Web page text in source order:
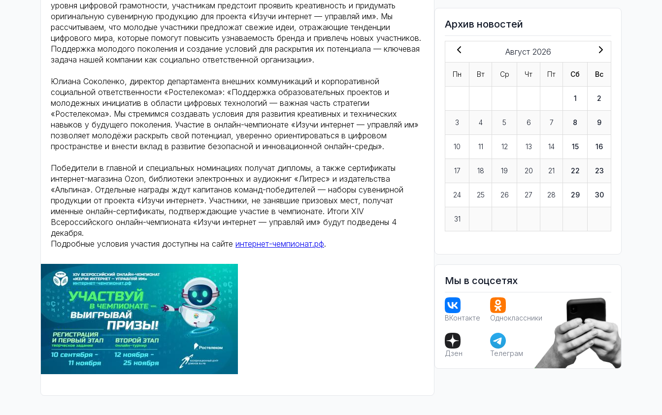
уровня цифровой грамотности, участникам предстоит проявить креативность и придумать
оригинальную сувенирную продукцию для проекта «Изучи интернет — управляй им». Мы
рассчитываем, что молодые участники предложат свежие идеи, отражающие тенденции
цифрового мира, которые помогут повысить узнаваемость бренда и привлечь новых участников.
Поддержка молодого поколения и создание условий для раскрытия их потенциала — ключевая
задача нашей компании как социально ответственной организации».
Юлиана Соколенко, директор департамента внешних коммуникаций и корпоративной
социальной ответственности «Ростелекома»: «Поддержка образовательных проектов и
молодежных инициатив в области цифровых технологий — важная часть стратегии
«Ростелекома». Мы стремимся создавать условия для развития креативных и технических
навыков у будущего поколения. Участие в онлайн-чемпионате «Изучи интернет — управляй им»
позволяет молодёжи раскрыть свой потенциал, уверенно ориентироваться в цифровом
пространстве и внести вклад в развитие безопасной и инновационной онлайн-среды».
Победители в главной и специальных номинациях получат дипломы, а также сертификаты
интернет-магазина Ozon, библиотеки электронных и аудиокниг «Литрес» и издательства
«Альпина». Отдельные награды ждут капитанов команд-победителей — наборы сувенирной
продукции от проекта «Изучи интернет». Участники, не занявшие призовых мест, получат
именные онлайн-сертификаты, подтверждающие участие в чемпионате. Итоги XIV
Всероссийского онлайн-чемпионата «Изучи интернет — управляй им» будут подведены 4
декабря.
Подробные условия участия доступны на сайте интернет-чемпионат.рф.
Архив новостей
Август 2026
Пн Вт Ср Чт Пт Сб Вс
1 2
3 4 5 6 7 8 9
10 11 12 13 14 15 16
17 18 19 20 21 22 23
24 25 26 27 28 29 30
31
Мы в соцсетях
ВКонтакте Одноклассники
Дзен Телеграм